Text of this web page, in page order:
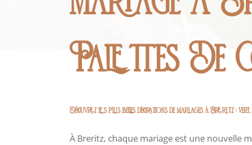
Palettes De
Découvrez les plus belles décorations de mariages à Breritz :
À Breritz, chaque mariage est une nouvelle